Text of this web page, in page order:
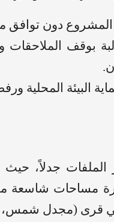
دون توافق
بوقف الملاحقات
البيئة المحلية
جدلاً، حيث
شاسعة من
قرى (مجدل شمس،